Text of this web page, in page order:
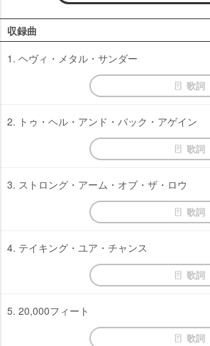
収録曲
1. ヘヴィ・メタル・サンダー
歌詞
2. トゥ・ヘル・アンド・バック・アゲイン
歌詞
3. ストロング・アーム・オブ・ザ・ロウ
歌詞
4. テイキング・ユア・チャンス
歌詞
5. 20,000フィート
歌詞